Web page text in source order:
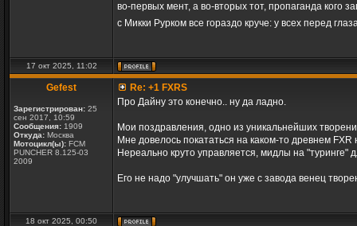
во-первых мент, а во-вторых тот, пропаганда кого
с Микки Рурком все гораздо круче: у всех перед
17 окт 2025, 11:02
Gefest
Зарегистрирован: 25
сен 2017, 10:59
Сообщения: 1909
Откуда: Москва
Мотоцикл(ы): FCM
PUNCHER 8.125-03
2009
Re: +1 FXRS
Про Дайну это конечно.. ну да ладно.
Мои поздравления, одно из уникальнейших
Мне довелось покататься на каком-то древнем
Нереально круто управляется, мидлы на
Его не надо "улучшать" он уже с завода венец
18 окт 2025, 00:50